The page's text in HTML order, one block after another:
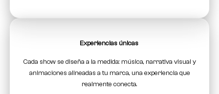
Experiencias únicas
Cada show se diseña a la medida: música, narrativa visual y
animaciones alineadas a tu marca, una experiencia que
realmente conecta.